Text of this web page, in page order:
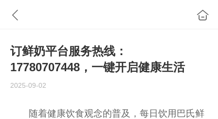
订鲜奶平台服务热线：
17780707448，一键开启健康生活
2025-09-02
随着健康饮食观念的普及，每日饮用巴氏鲜